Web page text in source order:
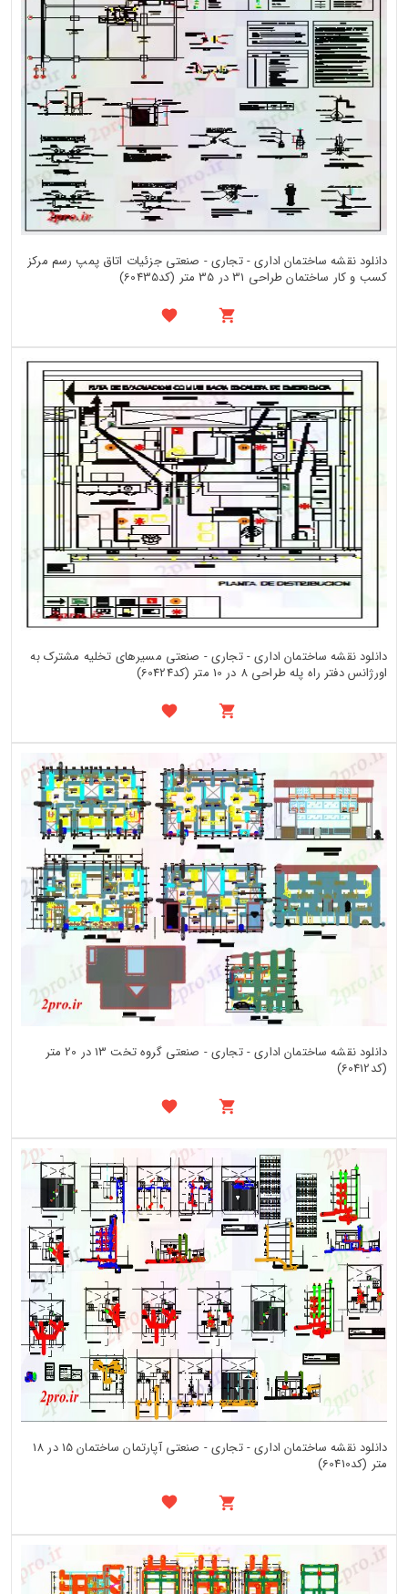
دانلود نقشه ساختمان اداری - تجاری - صنعتی جزئیات اتاق پمپ رسم مرکز
کسب و کار ساختمان طراحی 31 در 35 متر (کد60435)
دانلود نقشه ساختمان اداری - تجاری - صنعتی مسیرهای تخلیه مشترک به
اورژانس دفتر راه پله طراحی 8 در 10 متر (کد60424)
دانلود نقشه ساختمان اداری - تجاری - صنعتی گروه تخت 13 در 20 متر
(کد60412)
دانلود نقشه ساختمان اداری - تجاری - صنعتی آپارتمان ساختمان 15 در 18
متر (کد60410)